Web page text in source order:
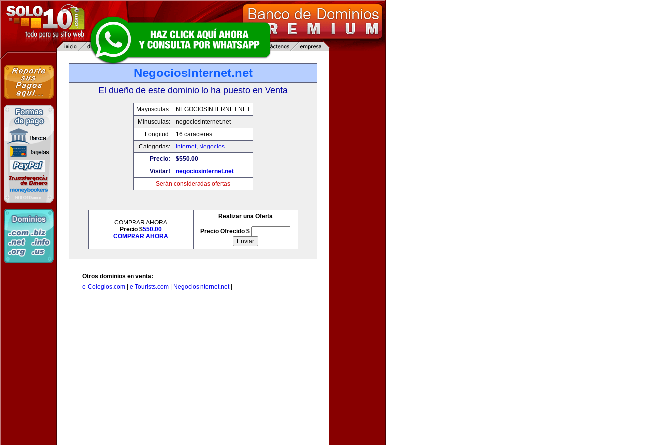
NegociosInternet.net
El dueño de este dominio lo ha puesto en Venta
Mayusculas:
NEGOCIOSINTERNET.NET
Minusculas:
negociosinternet.net
Longitud:
16 caracteres
Categorias:
Internet, Negocios
Precio:
$550.00
Visitar!
negociosinternet.net
Serán consideradas ofertas
COMPRAR AHORA
Precio $550.00
COMPRAR AHORA
Realizar una Oferta
Precio Ofrecido $
Otros dominios en venta:
e-Colegios.com
e-Tourists.com NegociosInternet.net|